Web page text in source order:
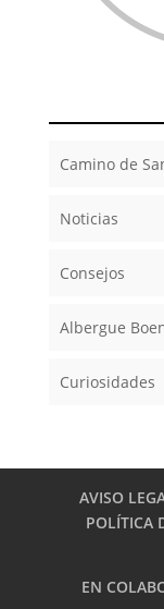
Camino de
Noticias
Consejos
Albergue
Curiosidades
AVISO
POLÍTICA
EN